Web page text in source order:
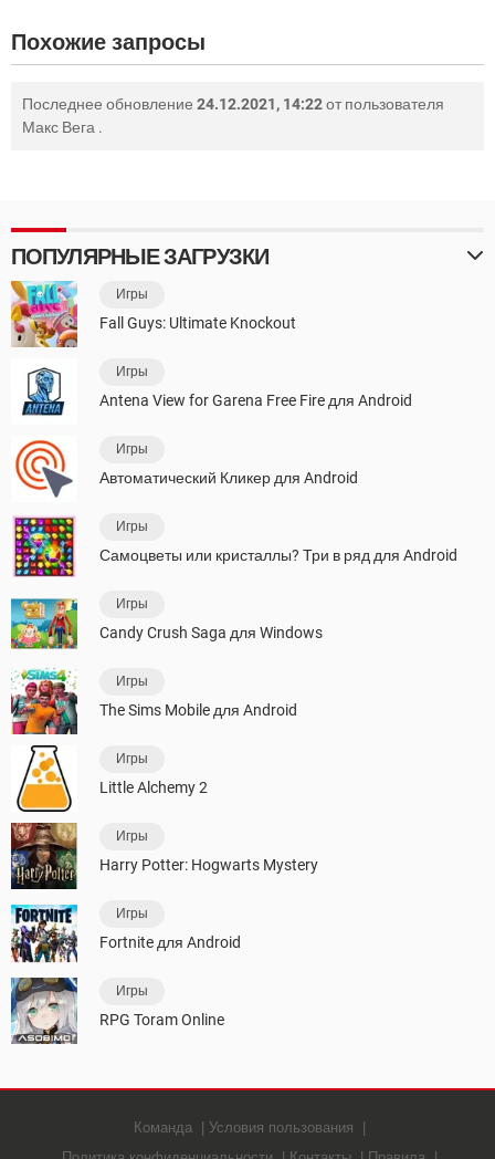
Похожие запросы
Последнее обновление 24.12.2021, 14:22от пользователя
Макс Вега .
ПОПУЛЯРНЫЕ ЗАГРУЗКИ
Игры
Fall Guys: Ultimate Knockout
Игры
Antena View for Garena Free Fire для Android
Игры
Автоматический Кликер для Android
Игры
Самоцветы или кристаллы? Три в ряд для Android
Игры
Candy Crush Saga для Windows
Игры
The Sims Mobile для Android
Игры
Little Alchemy 2
Игры
Harry Potter: Hogwarts Mystery
Игры
Fortnite для Android
Игры
RPG Toram Online
Команда
Условия пользования